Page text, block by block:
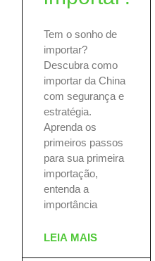
Tem o sonho de
importar?
Descubra como
importar da China
com segurança e
estratégia.
Aprenda os
primeiros passos
para sua primeira
importação,
entenda a
importância
LEIA MAIS